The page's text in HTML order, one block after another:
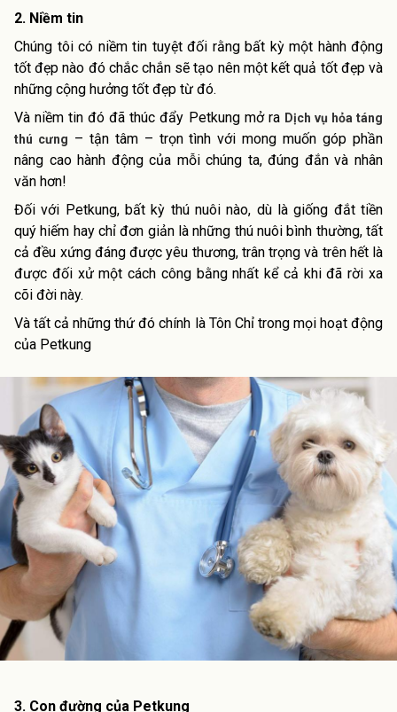
2. Niềm tin
Chúng tôi có niềm tin tuyệt đối rằng bất kỳ một hành động
tốt đẹp nào đó chắc chắn sẽ tạo nên một kết quả tốt đẹp và
những cộng hưởng tốt đẹp từ đó.
Và niềm tin đó đã thúc đẩy Petkung mở ra Dịch vụ hỏa táng
thú cưng – tận tâm – trọn tình với mong muốn góp phần
nâng cao hành động của mỗi chúng ta, đúng đắn và nhân
văn hơn!
Đối với Petkung, bất kỳ thú nuôi nào, dù là giống đắt tiền
quý hiếm hay chỉ đơn giản là những thú nuôi bình thường, tất
cả đều xứng đáng được yêu thương, trân trọng và trên hết là
được đối xử một cách công bằng nhất kể cả khi đã rời xa
cõi đời này.
Và tất cả những thứ đó chính là Tôn Chỉ trong mọi hoạt động
của Petkung
3. Con đường của Petkung